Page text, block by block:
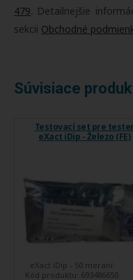
479. Detailnejšie
sekcii Obchodné
Súvisiace
Testovací set pre tester
eXact iDip - Železo (FE)
eXact iDip - 50 meraní
Kód produktu: 693486650